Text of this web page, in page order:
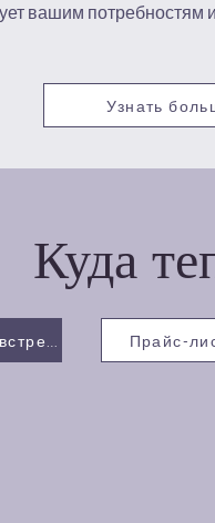
вашим
Узнать
Куда
Прайс-